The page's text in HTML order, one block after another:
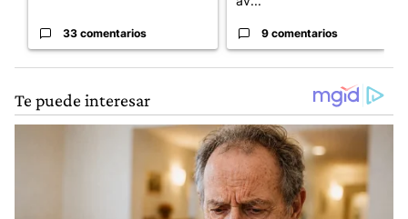
33 comentarios 9 comentarios